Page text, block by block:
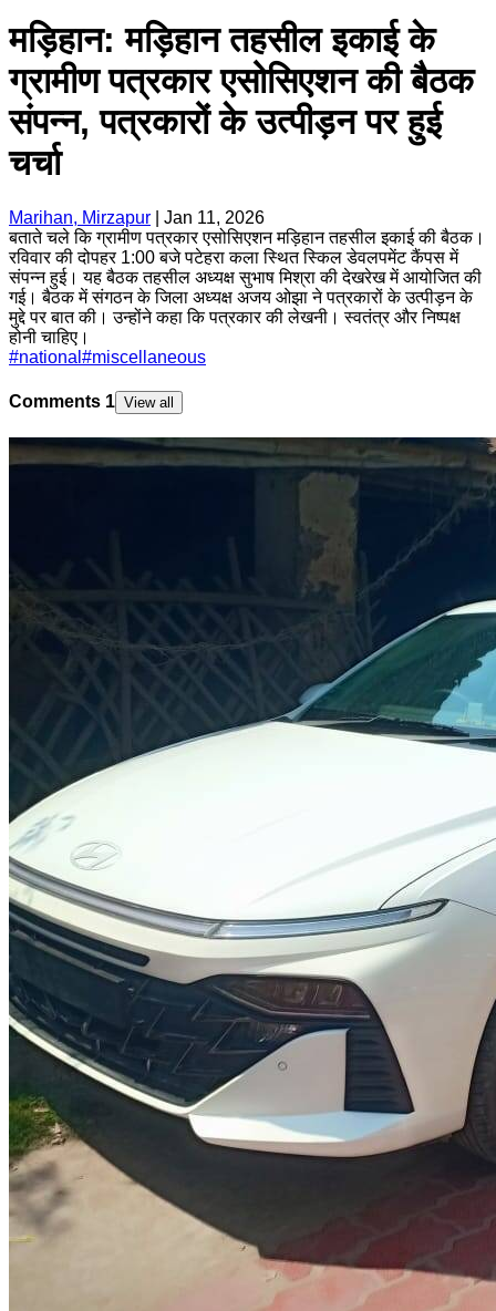
मड़िहान: मड़िहान तहसील इकाई के
ग्रामीण पत्रकार एसोसिएशन की बैठक
संपन्न, पत्रकारों के उत्पीड़न पर हुई
चर्चा
Marihan, Mirzapur
Jan 11, 2026
बताते चले कि ग्रामीण पत्रकार एसोसिएशन मड़िहान तहसील इकाई की बैठक।
रविवार की दोपहर 1:00 बजे पटेहरा कला स्थित स्किल डेवलपमेंट कैंपस में
संपन्न हुई। यह बैठक तहसील अध्यक्ष सुभाष मिश्रा की देखरेख में आयोजित की
गई। बैठक में संगठन के जिला अध्यक्ष अजय ओझा ने पत्रकारों के उत्पीड़न के
मुद्दे पर बात की। उन्होंने कहा कि पत्रकार की लेखनी। स्वतंत्र और निष्पक्ष
होनी चाहिए।
#national #miscellaneous
Comments 1 View all